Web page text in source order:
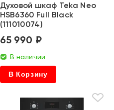
Духовой шкаф Teka Neo
HSB6360 Full Black
(111010074)
65 990 ₽
В наличии
В Корзину